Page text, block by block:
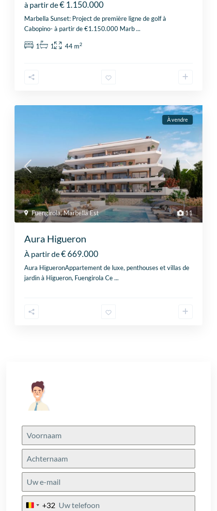
à partir de€ 1.150.000
Marbella Sunset: Project de première ligne de golf à
Cabopino- à partir de €1.150.000 Marb...
1 1 44 m2
11
Fuengirola,Marbella Est
À vendre
Aura Higueron
À partir de€ 669.000
Aura HigueronAppartement de luxe, penthouses et villas de
jardin à Higueron, Fuengirola Ce...
Belgium
+32